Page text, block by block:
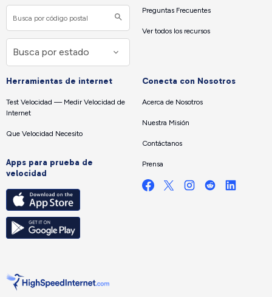
Preguntas Frecuentes
Ver todos los recursos
Herramientas de internet
Test Velocidad — Medir Velocidad de
Internet
Que Velocidad Necesito
Apps para prueba de
velocidad
Conecta con Nosotros
Acerca de Nosotros
Nuestra Misión
Contáctanos
Prensa